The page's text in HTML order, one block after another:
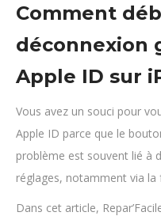
Comment
déconnexion
Apple ID sur
Vous avez un souci pour
Apple ID parce que le
problème est souvent lié à
réglages, notamment via la
Dans cet article,